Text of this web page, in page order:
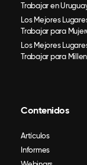
Trabajar en
Los Mejores
Trabajar para
Los Mejores
Trabajar para
Contenidos
Artículos
Informes